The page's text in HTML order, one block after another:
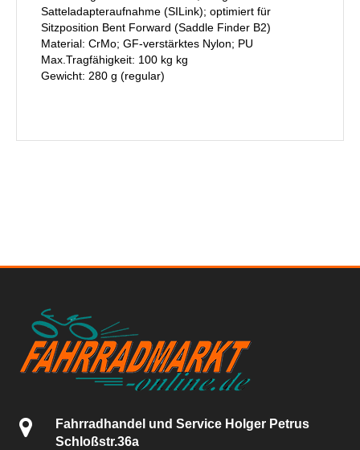
Satteladapteraufnahme (SILink); optimiert für
Sitzposition Bent Forward (Saddle Finder B2)
Material: CrMo; GF-verstärktes Nylon; PU
Max.Tragfähigkeit: 100 kg kg
Gewicht: 280 g (regular)
Fahrradhandel und Service Holger Petrus
Schloßstr.36a